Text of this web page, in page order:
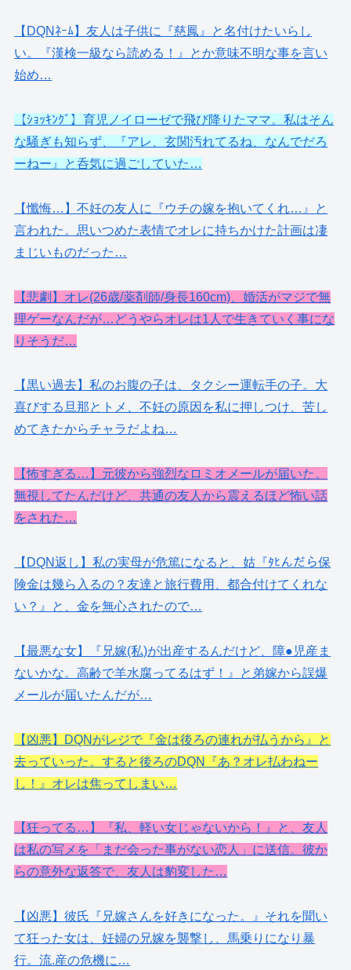
【DQNﾈｰﾑ】友人は子供に『慈鳳』と名付けたいらし
い。『漢検一級なら読める！』とか意味不明な事を言い
始め…
【ｼｮｯｷﾝｸﾞ】育児ノイローゼで飛び降りたママ。私はそん
な騒ぎも知らず、『アレ、玄関汚れてるね、なんでだろ
ーねー』と呑気に過ごしていた…
【懺悔…】不妊の友人に『ウチの嫁を抱いてくれ…』と
言われた。思いつめた表情でオレに持ちかけた計画は凄
まじいものだった…
【悲劇】オレ(26歳/薬剤師/身長160cm)、婚活がマジで無
理ゲーなんだが…どうやらオレは1人で生きていく事にな
りそうだ…
【黒い過去】私のお腹の子は、タクシー運転手の子。大
喜びする旦那とトメ、不妊の原因を私に押しつけ、苦し
めてきたからチャラだよね…
【怖すぎる…】元彼から強烈なロミオメールが届いた。
無視してたんだけど、共通の友人から震えるほど怖い話
をされた…
【DQN返し】私の実母が危篤になると、姑『ﾀﾋんだら保
険金は幾ら入るの？友達と旅行費用、都合付けてくれな
い？』と、金を無心されたので…
【最悪な女】『兄嫁(私)が出産するんだけど、障●児産ま
ないかな。高齢で羊水腐ってるはず！』と弟嫁から誤爆
メールが届いたんだが…
【凶悪】DQNがレジで『金は後ろの連れが払うから』と
去っていった。すると後ろのDQN『あ？オレ払わねー
し！』オレは焦ってしまい…
【狂ってる…】『私、軽い女じゃないから！』と、友人
は私の写メを「まだ会った事がない恋人」に送信。彼か
らの意外な返答で、友人は豹変した…
【凶悪】彼氏『兄嫁さんを好きになった。』それを聞い
て狂った女は、妊婦の兄嫁を襲撃し、馬乗りになり暴
行。流.産の危機に…